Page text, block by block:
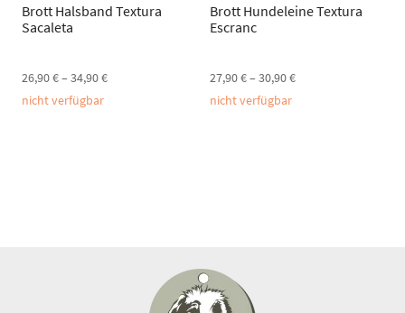
Brott Halsband Textura
Sacaleta
26,90€– 34,90€
nicht verfügbar
Brott Hundeleine Textura
Escranc
27,90€– 30,90€
nicht verfügbar